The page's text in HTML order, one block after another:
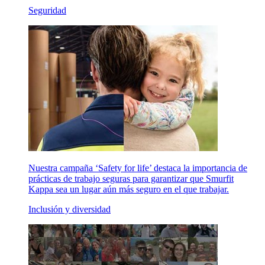
Seguridad
Nuestra campaña ‘Safety for life’ destaca la importancia de
prácticas de trabajo seguras para garantizar que Smurfit
Kappa sea un lugar aún más seguro en el que trabajar.
Inclusión y diversidad